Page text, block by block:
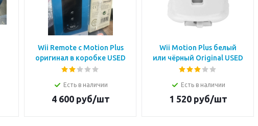
Wii Remote с Motion Plus
оригинал в коробке USED
Есть в наличии
4 600руб/шт
Wii Motion Plus белый
или чёрный Original USED
Есть в наличии
1 520руб/шт